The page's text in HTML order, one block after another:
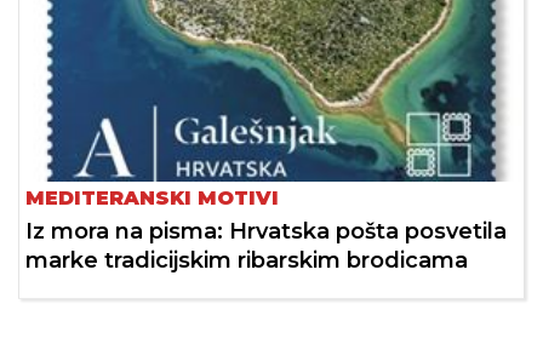
MEDITERANSKI MOTIVI
Iz mora na pisma: Hrvatska pošta posvetila
marke tradicijskim ribarskim brodicama